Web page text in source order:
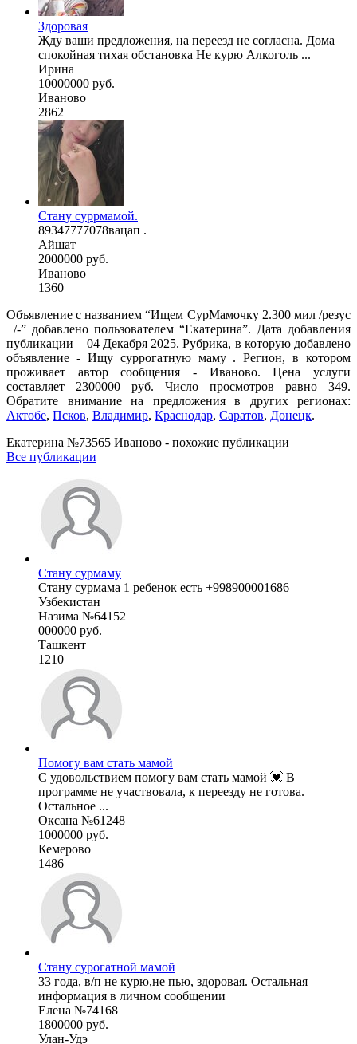
Здоровая
Жду ваши предложения, на переезд не согласна. Дома
спокойная тихая обстановка Не курю Алкоголь ...
Ирина
10000000 руб.
Иваново
2862
Стану суррмамой.
89347777078вацап .
Айшат
2000000 руб.
Иваново
1360
Объявление с названием “Ищем СурМамочку 2.300 мил /резус
+/-” добавлено пользователем “Екатерина”. Дата добавления
публикации – 04 Декабря 2025. Рубрика, в которую добавлено
объявление - Ищу суррогатную маму . Регион, в котором
проживает автор сообщения - Иваново. Цена услуги
составляет 2300000 руб. Число просмотров равно 349.
Обратите внимание на предложения в других регионах:
Актобе, Псков, Владимир, Краснодар, Саратов, Донецк.
Екатерина №73565 Иваново - похожие публикации
Все публикации
Стану сурмаму
Стану сурмама 1 ребенок есть +998900001686
Узбекистан
Назима №64152
000000 руб.
Ташкент
1210
Помогу вам стать мамой
С удовольствием помогу вам стать мамой 💓 В
программе не участвовала, к переезду не готова.
Остальное ...
Оксана №61248
1000000 руб.
Кемерово
1486
Стану сурогатной мамой
33 года, в/п не курю,не пью, здоровая. Остальная
информация в личном сообщении
Елена №74168
1800000 руб.
Улан-Удэ